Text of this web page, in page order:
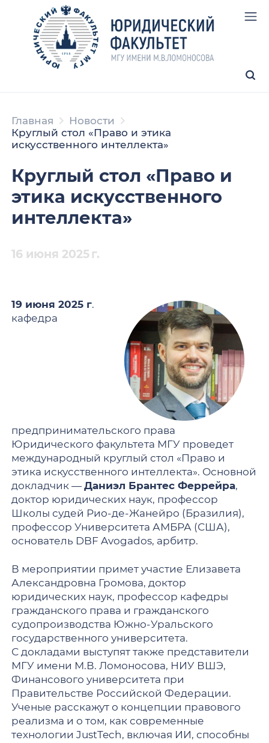
Главная
Новости
Круглый стол «Право и этика
искусственного интеллекта»
Круглый стол «Право и
этика искусственного
интеллекта»
16 июня 2025 г.
19 июня 2025 г.
кафедра
предпринимательского права
Юридического факультета МГУ проведет
международный круглый стол «Право и
этика искусственного интеллекта». Основной
докладчик —Даниэл Брантес Феррейра,
доктор юридических наук, профессор
Школы судей Рио-де-Жанейро (Бразилия),
профессор Университета АМБРА (США),
основатель DBF Avogados, арбитр.
В мероприятии примет участие Елизавета
Александровна Громова, доктор
юридических наук, профессор кафедры
гражданского права и гражданского
судопроизводства Южно-Уральского
государственного университета.
С докладами выступят также представители
МГУ имени М.В. Ломоносова, НИУ ВШЭ,
Финансового университета при
Правительстве Российской Федерации.
Ученые расскажут о концепции правового
реализма и о том, как современные
технологии JustTech, включая ИИ, способны